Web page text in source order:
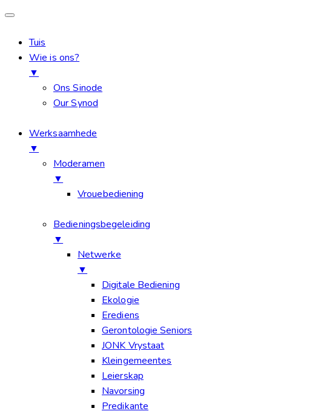
Tuis
Wie is ons?
▼
Ons Sinode
Our Synod
Werksaamhede
▼
Moderamen
▼
Vrouebediening
Bedieningsbegeleiding
▼
Netwerke
▼
Digitale Bediening
Ekologie
Erediens
Gerontologie Seniors
JONK Vrystaat
Kleingemeentes
Leierskap
Navorsing
Predikante